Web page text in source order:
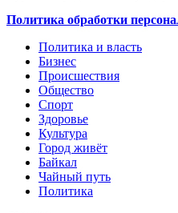
Политика обработки
Политика и власть
Бизнес
Происшествия
Общество
Cпорт
Здоровье
Культура
Город живёт
Байкал
Чайный путь
Политика